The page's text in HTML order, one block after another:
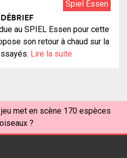
Spiel Essen
au SPIEL Essen pour cette
son retour à chaud sur la
Lire la suite
met en scène 170 espèces
?